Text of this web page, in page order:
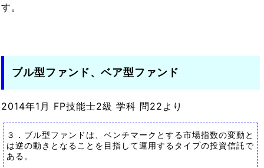
す。
ブル型ファンド、ベア型ファンド
2014年1月 FP技能士2級 学科 問22より
３．ブル型ファンドは、ベンチマークとする市場指数の変動と
は逆の動きとなることを目指して運用するタイプの投資信託で
ある。